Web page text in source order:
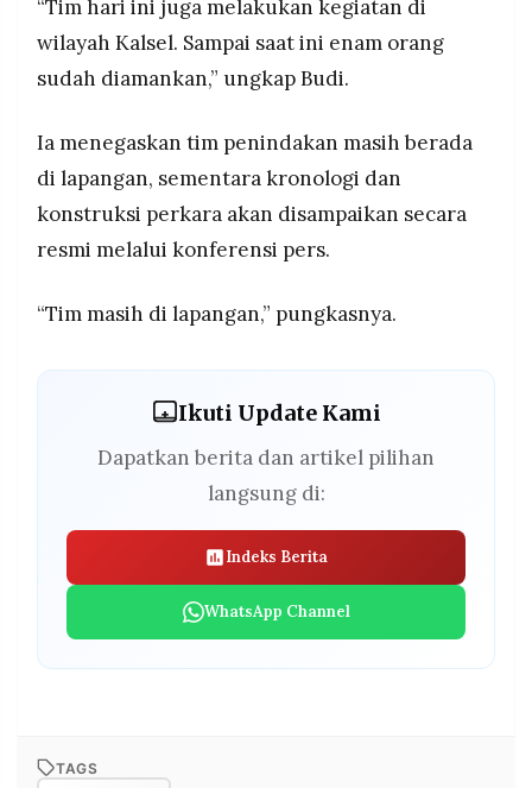
“Tim hari ini juga melakukan kegiatan di
wilayah Kalsel. Sampai saat ini enam orang
sudah diamankan,” ungkap Budi.
Ia menegaskan tim penindakan masih berada
di lapangan, sementara kronologi dan
konstruksi perkara akan disampaikan secara
resmi melalui konferensi pers.
“Tim masih di lapangan,” pungkasnya.
Ikuti Update Kami
Dapatkan berita dan artikel pilihan
langsung di:
Indeks Berita
WhatsApp Channel
TAGS